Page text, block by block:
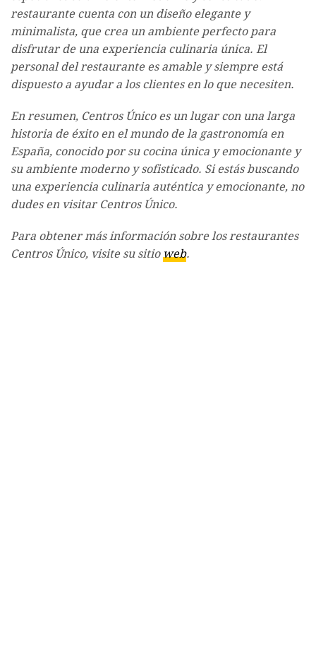
restaurante cuenta con un diseño elegante y
minimalista, que crea un ambiente perfecto para
disfrutar de una experiencia culinaria única. El
personal del restaurante es amable y siempre está
dispuesto a ayudar a los clientes en lo que necesiten.
En resumen, Centros Único es un lugar con una larga
historia de éxito en el mundo de la gastronomía en
España, conocido por su cocina única y emocionante y
su ambiente moderno y sofisticado. Si estás buscando
una experiencia culinaria auténtica y emocionante, no
dudes en visitar Centros Único.
Para obtener más información sobre los restaurantes
Centros Único, visite su sitioweb.